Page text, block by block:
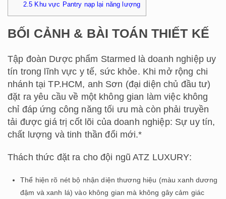
2.5 Khu vực Pantry nạp lại năng lượng
BỐI CẢNH & BÀI TOÁN THIẾT KẾ
Tập đoàn Dược phẩm Starmed là doanh nghiệp uy
tín trong lĩnh vực y tế, sức khỏe. Khi mở rộng chi
nhánh tại TP.HCM, anh Sơn (đại diện chủ đầu tư)
đặt ra yêu cầu về một không gian làm việc không
chỉ đáp ứng công năng tối ưu mà còn phải truyền
tải được giá trị cốt lõi của doanh nghiệp: Sự uy tín,
chất lượng và tinh thần đổi mới.*
Thách thức đặt ra cho đội ngũ ATZ LUXURY:
Thể hiện rõ nét bộ nhận diện thương hiệu (màu xanh dương
đậm và xanh lá) vào không gian mà không gây cảm giác